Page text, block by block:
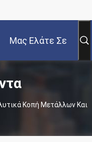
Μας Ελάτε Σε
Κοπή Μετάλλων Και